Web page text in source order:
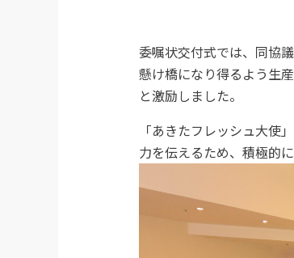
委嘱状交付式では、同協
懸け橋になり得るよう生
と激励しました。
「あきたフレッシュ大使
力を伝えるため、積極的